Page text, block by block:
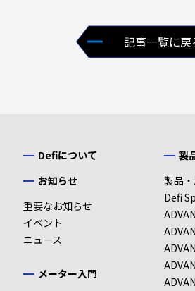
記事一覧に戻
Defiについて
お知らせ
重要なお知らせ
イベント
ニュース
メーター入門
製
製品
Defi